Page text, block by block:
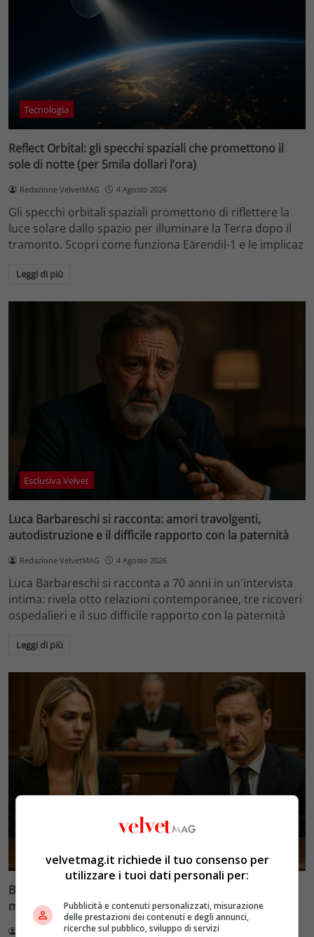
Tecnologia
Reflect Orbital: gli specchi spaziali che promettono il
sole di notte (per 5mila dollari l’ora)
Redazione VelvetMAG 4 Agosto 2026
Gli specchi orbitali spaziali promettono di riflettere la
luce solare dallo spazio per illuminare la Terra dopo il
tramonto. Scopri come funziona Eärendil-1 e le implicaz
Leggi di più
Esclusiva Velvet
Luca Barbareschi si racconta: amori travolgenti,
autodistruzione e il difficile rapporto con la paternità
Redazione VelvetMAG 4 Agosto 2026
Luca Barbareschi si racconta a 70 anni in un'intervista
intima: rivela otto relazioni contemporanee, tre ricoveri
ospedalieri e il suo difficile rapporto con la paternità
Leggi di più
Blasi vs Totti: il giudice riduce l’assegno di
mantenimento a 10.900 euro
Redazione VelvetMAG 4 Agosto 2026
velvetmag.it richiede il tuo consenso per
utilizzare i tuoi dati personali per:
Pubblicità e contenuti personalizzati, misurazione
delle prestazioni dei contenuti e degli annunci,
ricerche sul pubblico, sviluppo di servizi